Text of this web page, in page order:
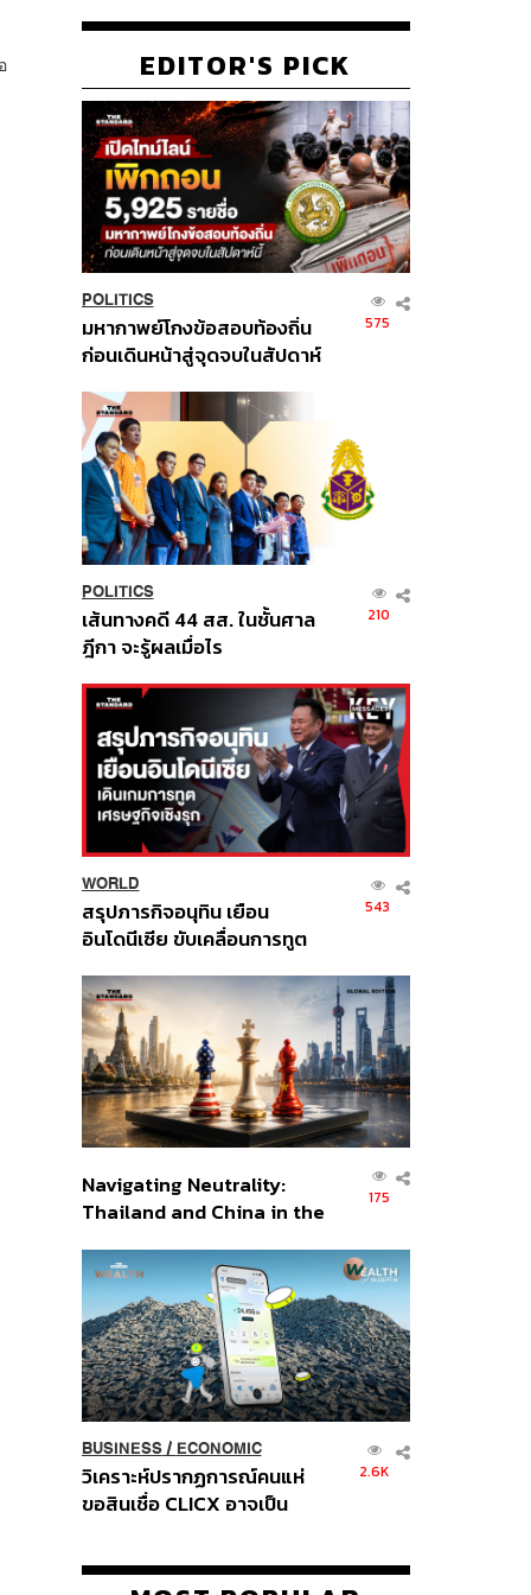
EDITOR'S PICK
POLITICS
มหากาพย์โกงข้อสอบท้องถิ่น
ก่อนเดินหน้าสู่จุดจบในสัปดาห์
575
POLITICS
เส้นทางคดี 44 สส. ในชั้นศาล
ฎีกา จะรู้ผลเมื่อไร
210
WORLD
สรุปภารกิจอนุทิน เยือน
อินโดนีเซีย ขับเคลื่อนการทูต
ส่วนยุทธศาสตร์ไทย –
อินโดนีเซีย
543
Navigating Neutrality:
Thailand and China in the
Order
175
BUSINESS/ ECONOMIC
วิเคราะห์ปรากฏการณ์คนแห่
ขอสินเชื่อ CLICX อาจเป็น
ปัญหาหนี้ครัวเรือนไทยที่ถูกซุก
2.6K